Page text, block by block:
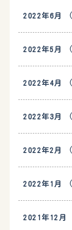
2022年6月
2022年5月
2022年4月
2022年3月
2022年2月
2022年1月
2021年12月